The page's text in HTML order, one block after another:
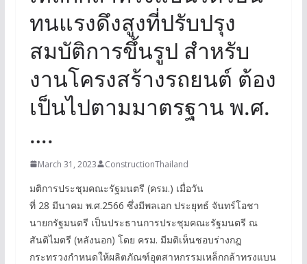
ทนแรงดึงสูงที่ปรับปรุง
สมบัติการขึ้นรูป สำหรับ
งานโครงสร้างรถยนต์ ต้อง
เป็นไปตามมาตรฐาน พ.ศ.
….
March 31, 2023 ConstructionThailand
มติการประชุมคณะรัฐมนตรี (ครม.) เมื่อวัน
ที่ 28 มีนาคม พ.ศ.2566 ซึ่งมีพลเอก ประยุทธ์ จันทร์โอชา
นายกรัฐมนตรี เป็นประธานการประชุมคณะรัฐมนตรี ณ
สันติไมตรี (หลังนอก) โดย ครม. มีมติเห็นชอบร่างกฎ
กระทรวงกำหนดให้ผลิตภัณฑ์อุตสาหกรรมเหล็กกล้าทรงแบน